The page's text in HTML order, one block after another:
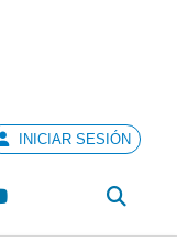
Meduca
INICIAR SESIÓN